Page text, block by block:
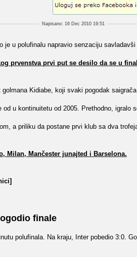
Napisano: 16 Dec 2010 19:51
je u polufinalu napravio senzaciju
prvenstva prvi put se desilo da se u
Kidiabe, koji svaki pogodak
u kontinuitetu od 2005. Prethodno, igralo
a priliku da postane prvi klub sa dva
Milan, Mančester junajted i Barselona.
finale
polufinala. Na kraju, Inter pobedio 3:0.